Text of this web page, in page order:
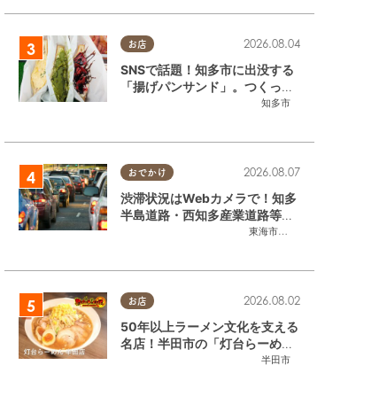
お店
知多市
2026.08.04
SNSで話題！知多市に出没する
「揚げパンサンド」。つくって
いるのはお祭りお兄さん!?【ち
おでかけ
東海市
,大府市
2026.08.07
渋滞状況はWebカメラで！知多
半島道路・西知多産業道路等の
お店
半田市
2026.08.02
50年以上ラーメン文化を支える
名店！半田市の「灯台らーめん
半田店」へ【熱血ラーメン伝 8